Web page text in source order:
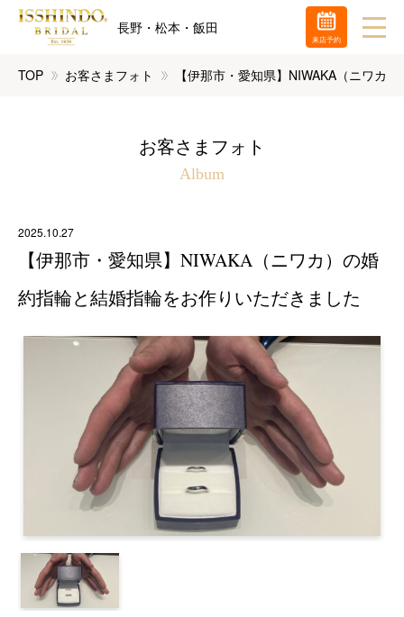
長野・松本・飯田
TOP お客さまフォト 【伊那市・愛知県】NIWAKA（ニワカ
お客さまフォト
Album
2025.10.27
【伊那市・愛知県】NIWAKA（ニワカ）の婚
約指輪と結婚指輪をお作りいただきました
来店予約